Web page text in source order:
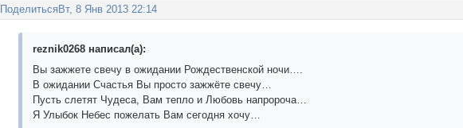
ПоделитьсяВт, 8 Янв 2013 22:14
reznik0268 написал(а):
Вы зажжете свечу в ожидании Рождественской ночи….
В ожидании Счастья Вы просто зажжёте свечу…
Пусть слетят Чудеса, Вам тепло и Любовь напророча…
Я Улыбок Небес пожелать Вам сегодня хочу…